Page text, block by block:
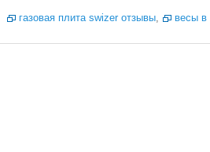
газовая плита swizer отзывы, весы в